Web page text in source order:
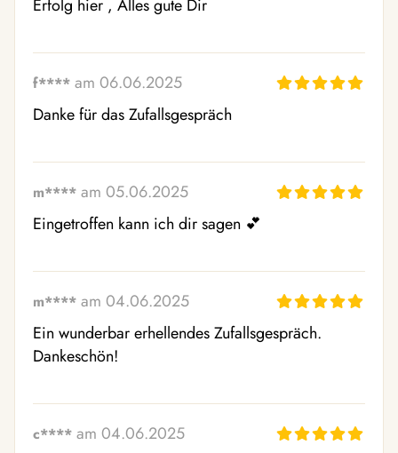
Erfolg hier , Alles gute Dir
f**** am 06.06.2025
Danke für das Zufallsgespräch
m**** am 05.06.2025
Eingetroffen kann ich dir sagen 💕
m**** am 04.06.2025
Ein wunderbar erhellendes Zufallsgespräch.
Dankeschön!
c**** am 04.06.2025